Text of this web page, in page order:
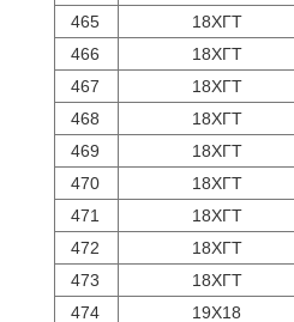
465
18ХГТ
466
18ХГТ
467
18ХГТ
468
18ХГТ
469
18ХГТ
470
18ХГТ
471
18ХГТ
472
18ХГТ
473
18ХГТ
474
19Х18